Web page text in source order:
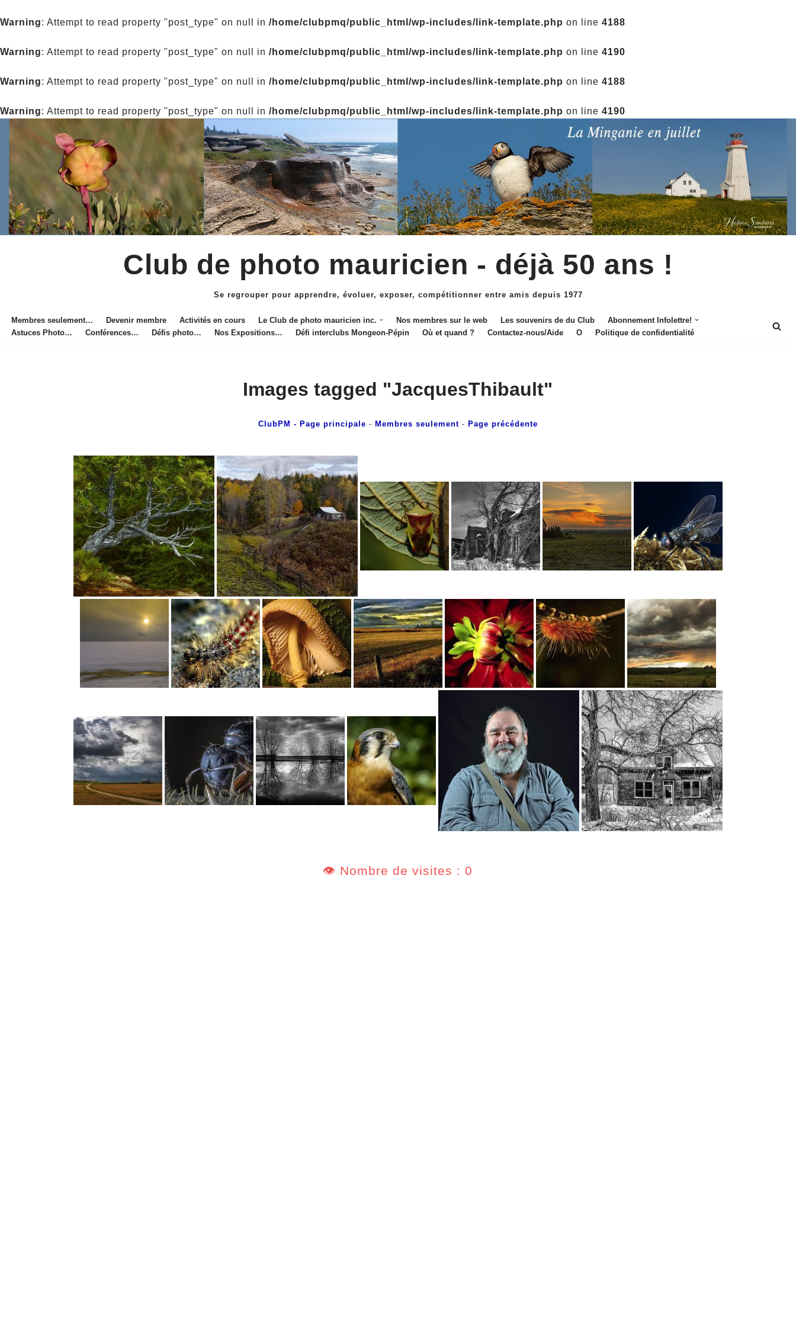
Warning: Attempt to read property "post_type" on null in /home/clubpmq/public_html/wp-includes/link-template.php on line 4188
Warning: Attempt to read property "post_type" on null in /home/clubpmq/public_html/wp-includes/link-template.php on line 4190
Warning: Attempt to read property "post_type" on null in /home/clubpmq/public_html/wp-includes/link-template.php on line 4188
Warning: Attempt to read property "post_type" on null in /home/clubpmq/public_html/wp-includes/link-template.php on line 4190
Club de photo mauricien - déjà 50 ans !
Se regrouper pour apprendre, évoluer, exposer, compétitionner entre amis depuis 1977
Membres seulement… Devenir membre Activités en cours Le Club de photo mauricien inc. Nos membres sur le web Les souvenirs de du Club
Abonnement Infolettre!
Astuces Photo…
Conférences… Défis photo… Nos Expositions… Défi interclubs Mongeon-Pépin Où et quand ? Contactez-nous/Aide O Politique de confidentialité
Images tagged "JacquesThibault"
ClubPM - Page principale - Membres seulement- Page précédente
👁️ Nombre de visites : 0